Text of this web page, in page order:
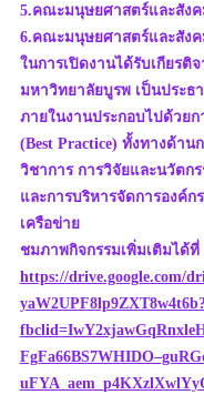
5.คณะมนุษยศาสตร์และสัง
6.คณะมนุษยศาสตร์และสัง
ในการเปิดงานได้รับเกียรติ
มหาวิทยาลัยบูรพ เป็นประธ
ภายในงานประกอบไปด้วย
(Best Practice) ทั้งทางด้าน
วิชาการ การวิจัยและนวัต
และการบริหารจัดการองค์
เครือข่าย
ชมภาพกิจกรรมเพิ่มเติมได้ที่
https://drive.google.com/